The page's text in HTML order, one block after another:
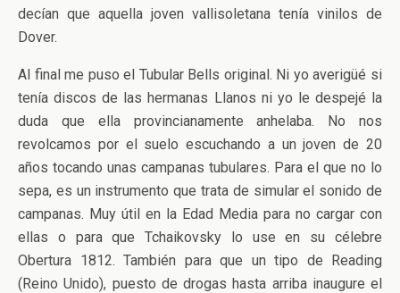
decían que aquella joven vallisoletana tenía vinilos de
Dover.
Al final me puso el Tubular Bells original. Ni yo averigüé si
tenía discos de las hermanas Llanos ni yo le despejé la
duda que ella provincianamente anhelaba. No nos
revolcamos por el suelo escuchando a un joven de 20
años tocando unas campanas tubulares. Para el que no lo
sepa, es un instrumento que trata de simular el sonido de
campanas. Muy útil en la Edad Media para no cargar con
ellas o para que Tchaikovsky lo use en su célebre
Obertura 1812. También para que un tipo de Reading
(Reino Unido), puesto de drogas hasta arriba inaugure el